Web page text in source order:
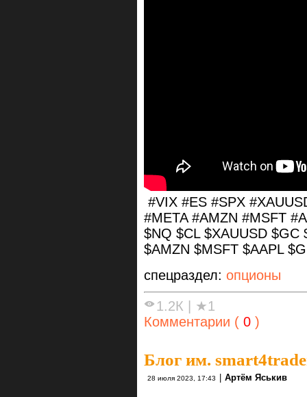
#VIX #ES #SPX
#META #AMZN #MSFT
$NQ $CL $XAUUSD $GC
$AMZN $MSFT $AAPL
спецраздел: опционы
1.2К
★1
Комментарии ( 0 )
Блог им.
28 июля 2023, 17:43 Артём Яськив